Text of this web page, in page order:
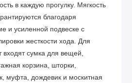
в каждую прогулку. Мягкость
благодаря
и усиленной подвеске с
жесткости хода. Для
входят сумка для вещей,
корзина, шторки,
муфта, дождевик и москитная